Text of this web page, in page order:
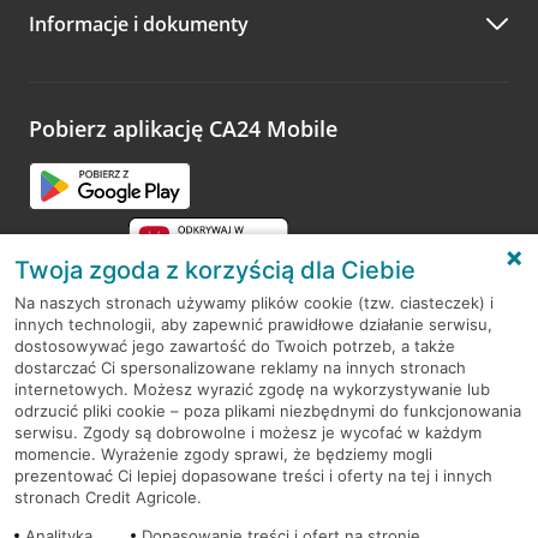
Zachęcamy do podzielenia się z nami opinią o wizycie.
opinie.
Informacje i dokumenty
Pobierz aplikację CA24 Mobile
RODO
Regulamin serwisu
Mapa serwisu
PolitykaCookies
Twoja zgoda z korzyścią dla Ciebie
Na naszych stronach używamy plików cookie (tzw. ciasteczek) i
innych technologii, aby zapewnić prawidłowe działanie serwisu,
dostosowywać jego zawartość do Twoich potrzeb, a także
dostarczać Ci spersonalizowane reklamy na innych stronach
internetowych. Możesz wyrazić zgodę na wykorzystywanie lub
odrzucić pliki cookie – poza plikami niezbędnymi do funkcjonowania
serwisu. Zgody są dobrowolne i możesz je wycofać w każdym
momencie. Wyrażenie zgody sprawi, że będziemy mogli
prezentować Ci lepiej dopasowane treści i oferty na tej i innych
stronach Credit Agricole.